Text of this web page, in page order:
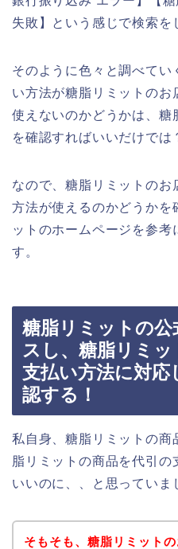
失敗】という感じで検索を
そのように色々と調べてい
い方法が糖脂リミットのお
使えないのかどうかは、糖
を確認すればいいだけでは
なので、糖脂リミットのお
方法が使えるのかどうかを
ットのホームページを参
す。
糖脂リミットの
スし、糖脂リミ
支払い方法に対
認する！
私自身、糖脂リミットの商
脂リミットの商品を代引の
いいのに、、と思っていま
そもそも、糖脂リミット